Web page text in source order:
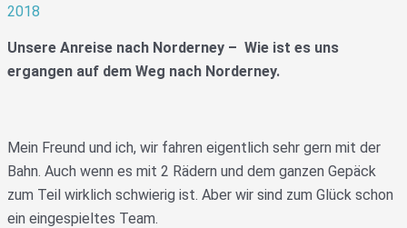
2018
Unsere Anreise nach Norderney – Wie ist es uns
ergangen auf dem Weg nach Norderney.
Mein Freund und ich, wir fahren eigentlich sehr gern mit der
Bahn. Auch wenn es mit 2 Rädern und dem ganzen Gepäck
zum Teil wirklich schwierig ist. Aber wir sind zum Glück schon
ein eingespieltes Team.